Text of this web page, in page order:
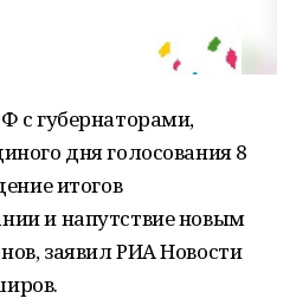
с губернаторами,
дня голосования 8
итогов
и напутствие новым
заявил РИА Новости